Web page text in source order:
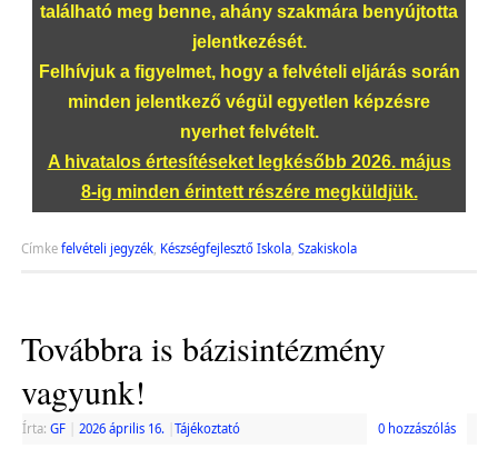
található meg benne, ahány szakmára benyújtotta
jelentkezését.
Felhívjuk a figyelmet, hogy a felvételi eljárás során
minden jelentkező végül egyetlen képzésre
nyerhet felvételt.
A hivatalos értesítéseket legkésőbb 2026. május
8-ig minden érintett részére megküldjük.
Címke felvételi jegyzék, Készségfejlesztő Iskola, Szakiskola
Továbbra is bázisintézmény
vagyunk!
Írta: GF 2026 április 16. Tájékoztató 0 hozzászólás